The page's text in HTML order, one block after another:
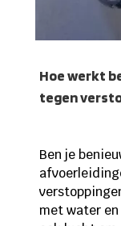
Hoe werkt
tegen
Ben je
met water